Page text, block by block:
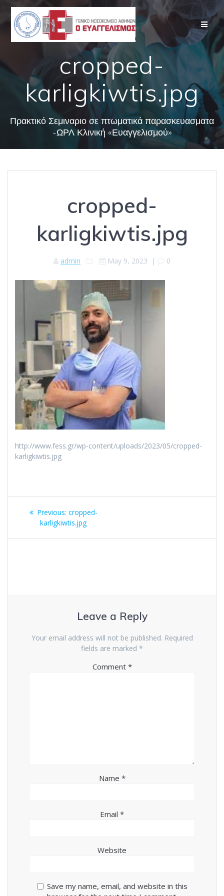
Skip
content
cropped-
karligkiwtis.jpg
Πρακτικό Σεμιναριο σε πτωματικά παρασκευασματα
-ΩΡΛ Κλινική «Ευαγγελισμού»
cropped-
karligkiwtis.jpg
admin May 9, 2023 | 0
http://www.fess.gr/wp-content/uploads/2023/05/cropped-
karligkiwtis.jpg
Post
navigation
Previous: Previous
post:
cropped-
karligkiwtis.jpg
Leave a Reply
Your email address will not be published. Required
fields are marked *
Comment *
Name *
Email *
Website
Save my name, email, and website in this